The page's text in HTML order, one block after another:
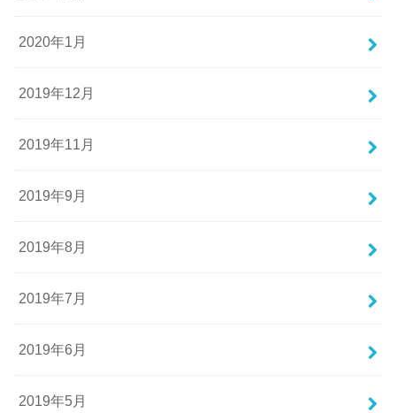
2020年1月
2019年12月
2019年11月
2019年9月
2019年8月
2019年7月
2019年6月
2019年5月